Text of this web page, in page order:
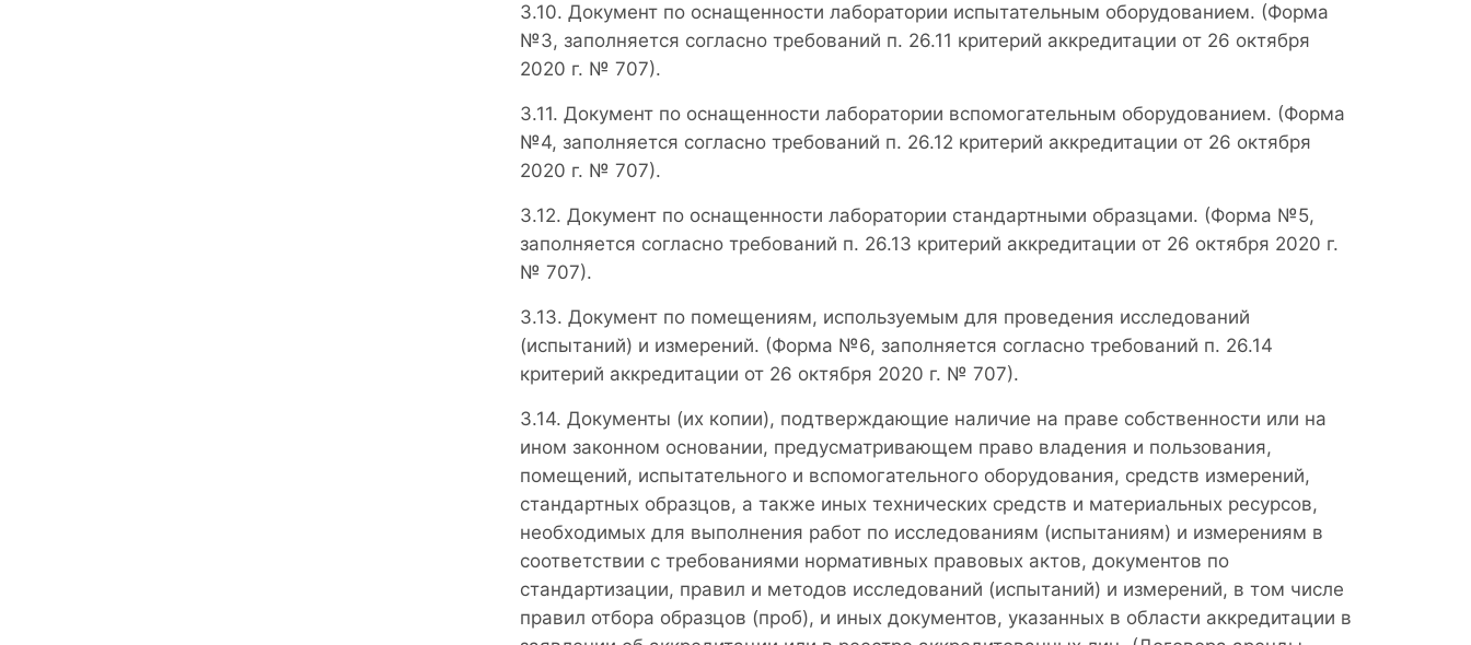
Документ по оснащенности лаборатории испытательным оборудованием. (Форма
№3, заполняется согласно требований п. 26.11 критерий аккредитации от 26 октября
2020 г. № 707).
Документ по оснащенности лаборатории вспомогательным оборудованием. (Форма
№4, заполняется согласно требований п. 26.12 критерий аккредитации от 26 октября
2020 г. № 707).
Документ по оснащенности лаборатории стандартными образцами. (Форма №5,
заполняется согласно требований п. 26.13 критерий аккредитации от 26 октября 2020 г.
№ 707).
Документ по помещениям, используемым для проведения исследований
(испытаний) и измерений. (Форма №6, заполняется согласно требований п. 26.14
критерий аккредитации от 26 октября 2020 г. № 707).
Документы (их копии), подтверждающие наличие на праве собственности или на
ином законном основании, предусматривающем право владения и пользования,
помещений, испытательного и вспомогательного оборудования, средств измерений,
стандартных образцов, а также иных технических средств и материальных ресурсов,
необходимых для выполнения работ по исследованиям (испытаниям) и измерениям в
соответствии с требованиями нормативных правовых актов, документов по
стандартизации, правил и методов исследований (испытаний) и измерений, в том числе
правил отбора образцов (проб), и иных документов, указанных в области аккредитации в